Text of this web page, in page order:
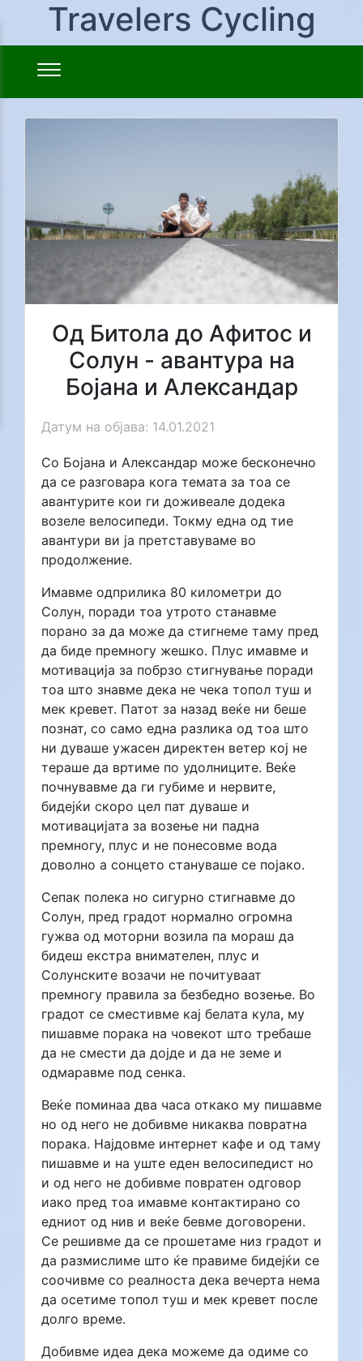
Travelers Cycling
Од Битола до Афитос и
Солун - авантура на
Бојана и Александар
Датум на објава: 14.01.2021
Со Бојана и Александар може бесконечно
да се разговара кога темата за тоа се
авантурите кои ги доживеале додека
возеле велосипеди. Токму една од тие
авантури ви ја претставуваме во
продолжение.
Имавме одприлика 80 километри до
Солун, поради тоа утрото станавме
порано за да може да стигнеме таму пред
да биде премногу жешко. Плус имавме и
мотивација за побрзо стигнување поради
тоа што знавме дека не чека топол туш и
мек кревет. Патот за назад веќе ни беше
познат, со само една разлика од тоа што
ни дуваше ужасен директен ветер кој не
тераше да вртиме по удолниците. Веќе
почнувавме да ги губиме и нервите,
бидејќи скоро цел пат дуваше и
мотивацијата за возење ни падна
премногу, плус и не понесовме вода
доволно а сонцето стануваше се појако.
Сепак полека но сигурно стигнавме до
Солун, пред градот нормално огромна
гужва од моторни возила па мораш да
бидеш екстра внимателен, плус и
Солунските возачи не почитуваат
премногу правила за безбедно возење. Во
градот се сместивме кај белата кула, му
пишавме порака на човекот што требаше
да не смести да дојде и да не земе и
одмаравме под сенка.
Веќе поминаа два часа откако му пишавме
но од него не добивме никаква повратна
порака. Најдовме интернет кафе и од таму
пишавме и на уште еден велосипедист но
и од него не добивме повратен одговор
иако пред тоа имавме контактирано со
едниот од нив и веќе бевме договорени.
Се решивме да се прошетаме низ градот и
да размислиме што ќе правиме бидејќи се
соочивме со реалноста дека вечерта нема
да осетиме топол туш и мек кревет после
долго време.
Добивме идеа дека можеме да одиме со